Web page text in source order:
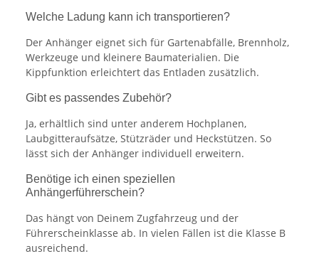
Welche Ladung kann ich transportieren?
Der Anhänger eignet sich für Gartenabfälle, Brennholz,
Werkzeuge und kleinere Baumaterialien. Die
Kippfunktion erleichtert das Entladen zusätzlich.
Gibt es passendes Zubehör?
Ja, erhältlich sind unter anderem Hochplanen,
Laubgitteraufsätze, Stützräder und Heckstützen. So
lässt sich der Anhänger individuell erweitern.
Benötige ich einen speziellen
Anhängerführerschein?
Das hängt von Deinem Zugfahrzeug und der
Führerscheinklasse ab. In vielen Fällen ist die Klasse B
ausreichend.